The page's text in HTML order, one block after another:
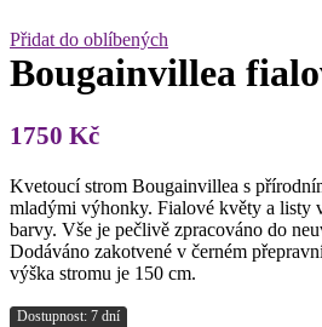
Přidat do oblíbených
Bougainvillea
1750 Kč
Kvetoucí strom Bougainvillea s
mladými výhonky. Fialové květy a listy
barvy. Vše je pečlivě zpracováno do
Dodáváno zakotvené v černém
výška stromu je 150 cm.
Dostupnost: 7 dní